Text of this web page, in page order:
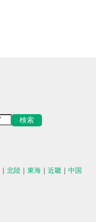
｜ 北陸 ｜ 東海 ｜ 近畿 ｜ 中国